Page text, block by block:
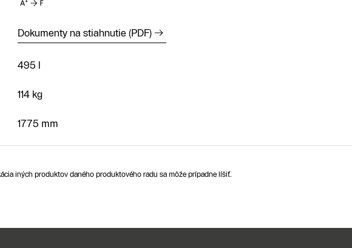
Dokumenty na stiahnutie (PDF)
495 l
114 kg
1775 mm
iných produktov daného produktového radu sa môže prípadne líšiť.